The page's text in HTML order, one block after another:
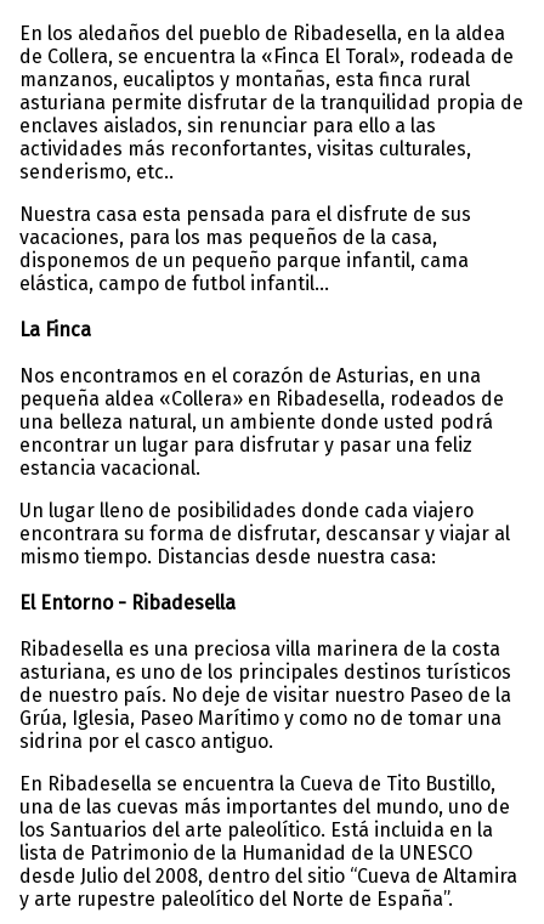
En los aledaños del pueblo de Ribadesella, en la aldea
de Collera, se encuentra la «Finca El Toral», rodeada de
manzanos, eucaliptos y montañas, esta finca rural
asturiana permite disfrutar de la tranquilidad propia de
enclaves aislados, sin renunciar para ello a las
actividades más reconfortantes, visitas culturales,
senderismo, etc..
Nuestra casa esta pensada para el disfrute de sus
vacaciones, para los mas pequeños de la casa,
disponemos de un pequeño parque infantil, cama
elástica, campo de futbol infantil...
La Finca
Nos encontramos en el corazón de Asturias, en una
pequeña aldea «Collera» en Ribadesella, rodeados de
una belleza natural, un ambiente donde usted podrá
encontrar un lugar para disfrutar y pasar una feliz
estancia vacacional.
Un lugar lleno de posibilidades donde cada viajero
encontrara su forma de disfrutar, descansar y viajar al
mismo tiempo. Distancias desde nuestra casa:
El Entorno - Ribadesella
Ribadesella es una preciosa villa marinera de la costa
asturiana, es uno de los principales destinos turísticos
de nuestro país. No deje de visitar nuestro Paseo de la
Grúa, Iglesia, Paseo Marítimo y como no de tomar una
sidrina por el casco antiguo.
En Ribadesella se encuentra la Cueva de Tito Bustillo,
una de las cuevas más importantes del mundo, uno de
los Santuarios del arte paleolítico. Está incluida en la
lista de Patrimonio de la Humanidad de la UNESCO
desde Julio del 2008, dentro del sitio “Cueva de Altamira
y arte rupestre paleolítico del Norte de España”.